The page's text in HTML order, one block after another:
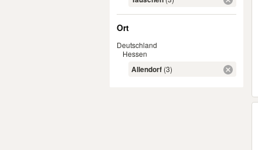
Ort
Deutschland
Hessen
Allendorf (3)